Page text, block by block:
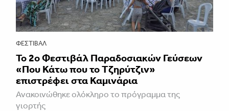
ΦΕΣΤΙΒΑΛ
Το 2ο Φεστιβάλ Παραδοσιακών Γεύσεων
«Που Κάτω που το Τζηρύτζιν»
επιστρέφει στα Καμινάρια
Ανακοινώθηκε ολόκληρο το πρόγραμμα της
γιορτής